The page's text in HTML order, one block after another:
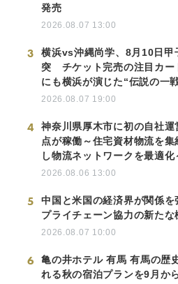
発売
2026.08.07 13:00
3
横浜vs沖縄尚学、8月10日甲
突 チケット完売の注目カ
にも横浜が演じた“伝説の一
2026.08.07 19:00
4
神奈川県厚木市に初の自社運
点が稼働～住宅資材物流を集
し物流ネットワークを最適化
2026.08.06 13:00
5
中国と米国の経済界が関係を
プライチェーン協力の新たな
2026.08.07 10:00
6
亀の井ホテル 有馬 有馬の歴
れる秋の宿泊プランを9月か